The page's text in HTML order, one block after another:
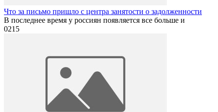
Что за письмо пришло с центра занятости о задолженности
В последнее время у россиян появляется все больше и
0215